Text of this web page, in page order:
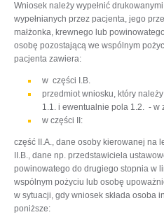
Wniosek należy wypełnić
wypełnianych przez pacjenta, jego
małżonka, krewnego lub
osobę pozostającą we wspólnym
pacjenta zawiera:
w części I.B.
przedmiot wniosku, który
1.1. i ewentualnie pola 1.2. - w
w części II:
część II.A., dane osoby kierowanej na
II.B., dane np. przedstawiciela
powinowatego do drugiego stopnia w
wspólnym pożyciu lub osobę
w sytuacji, gdy wniosek składa osoba
poniższe: